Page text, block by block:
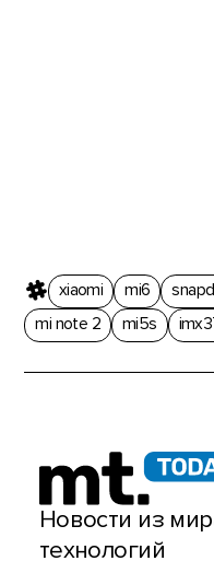
xiaomi mi6
mi note 2
mi5s
Новости из
технологий